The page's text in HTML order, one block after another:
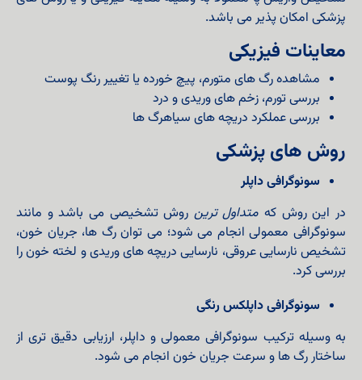
پزشکی امکان پذیر می باشد.
معاینات فیزیکی
مشاهده رگ های متورم، پیچ خورده یا تغییر رنگ پوست
بررسی تورم، زخم های وریدی و درد
بررسی عملکرد دریچه های سیاهرگ ها
روش های پزشکی
سونوگرافی داپلر
در این روش که متداول ترین روش تشخیصی می باشد و مانند
سونوگرافی معمولی انجام می شود؛ می توان رگ ها، جریان خون،
تشخیص نارسایی عروقی، نارسایی دریچه های وریدی و لخته خون را
بررسی کرد.
سونوگرافی داپلکس رنگی
به وسیله ترکیب سونوگرافی معمولی و داپلر، ارزیابی دقیق تری از
ساختار رگ ها و سرعت جریان خون انجام می شود.